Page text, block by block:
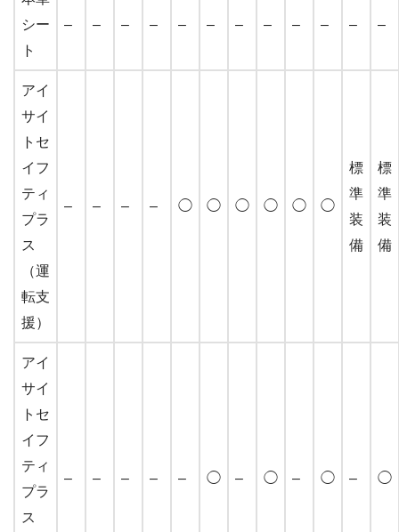
シー
ト
– – – – – – – – – – – –
アイ
サイ
トセ
イフ
ティ
プラ
ス
（運
転支
援）
– – – – ◯ ◯ ◯ ◯ ◯ ◯
標
準
装
備
標
準
装
備
アイ
サイ
トセ
イフ
ティ
プラ
ス
– – – – – ◯ – ◯ – ◯ – ◯